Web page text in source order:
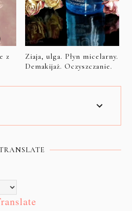
z
Ziaja, ulga. Płyn micelarny.
Demakijaż. Oczyszczanie.